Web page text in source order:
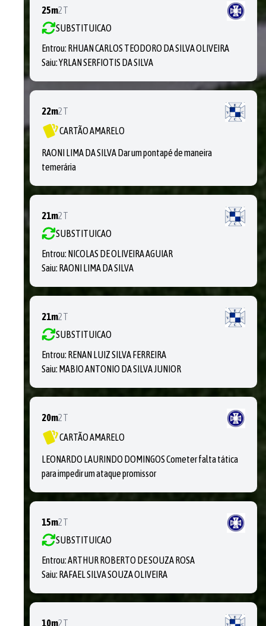
25m2T
SUBSTITUICAO
Entrou: RHUAN CARLOS TEODORO DA SILVA OLIVEIRA
Saiu:YRLAN SERFIOTIS DA SILVA
22m2T
CARTÃO AMARELO
RAONI LIMA DA SILVA Dar um pontapé de maneira
temerária
21m2T
SUBSTITUICAO
Entrou: NICOLAS DE OLIVEIRA AGUIAR
Saiu: RAONI LIMA DA SILVA
21m2T
SUBSTITUICAO
Entrou: RENAN LUIZ SILVA FERREIRA
Saiu: MABIO ANTONIO DA SILVA JUNIOR
20m2T
CARTÃO AMARELO
LEONARDO LAURINDO DOMINGOS Cometer falta tática
para impedir um ataque promissor
15m2T
SUBSTITUICAO
Entrou:ARTHUR ROBERTO DE SOUZA ROSA
Saiu: RAFAEL SILVA SOUZA OLIVEIRA
10m2T